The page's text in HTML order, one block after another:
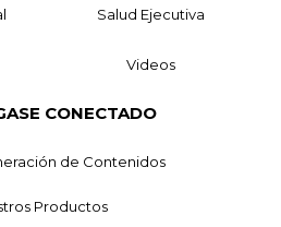
Salud Ejecutiva
Videos
CONECTADO
de Contenidos
Productos